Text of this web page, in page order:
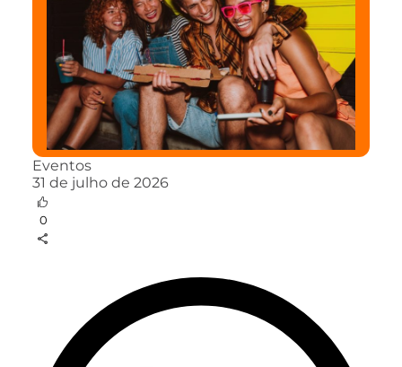
Eventos
31 de julho de 2026
0